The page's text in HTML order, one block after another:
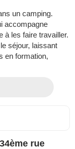
un camping.
accompagne
à les faire travailler.
séjour, laissant
en formation,
rue